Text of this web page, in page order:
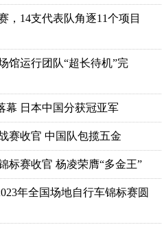
，14支代表队角逐11个项目
馆运行团队“超长待机”完
幕 日本中国分获冠亚军
赛收官 中国队包揽五金
标赛收官 杨凌荣膺“多金王”
年全国场地自行车锦标赛圆